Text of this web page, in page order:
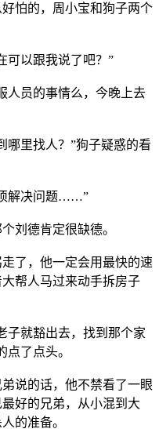
怕的，周小宝和狗子两个
可以跟我说了吧？”
人员的事情么，今晚上去
里找人？”狗子疑惑的看
解决问题……”
刘德肯定很缺德。
了，他一定会用最快的速
帮人马过来动手拆房子
子就豁出去，找到那个家
了点头。
说的话，他不禁看了一眼
好的兄弟，从小混到大
的准备。